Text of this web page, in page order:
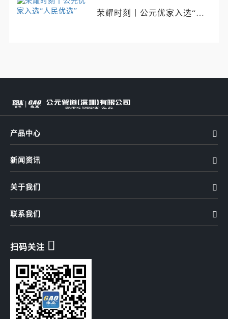
荣耀时刻丨公元优家入选“人
产品中心 
新闻资讯 
关于我们 
联系我们 
扫码关注 